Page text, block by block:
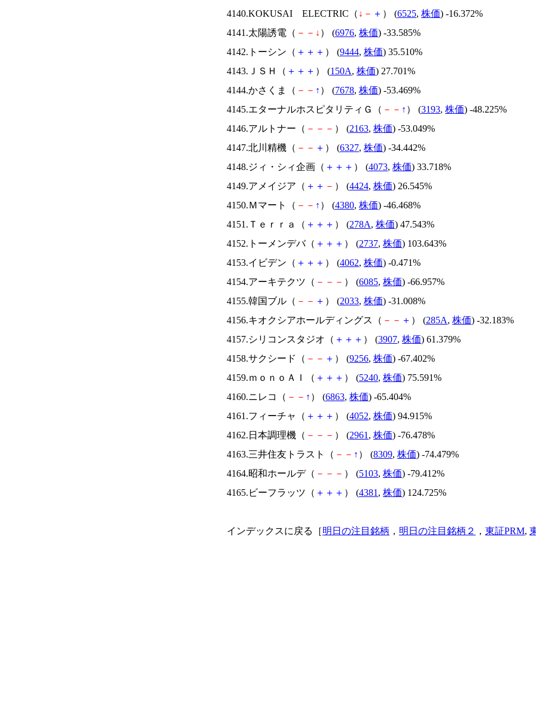
4140.KOKUSAI ELECTRIC（ ↓ － ＋ ） (6525, 株価) -16.372%
4141.太陽誘電（ － － ↓ ） (6976, 株価) -33.585%
4142.トーシン（ ＋ ＋ ＋ ） (9444, 株価) 35.510%
4143.ＪＳＨ（ ＋ ＋ ＋ ） (150A, 株価) 27.701%
4144.かさくま（ － － ↑ ） (7678, 株価) -53.469%
4145.エターナルホスピタリティＧ（ － － ↑ ） (3193, 株価) -48.225%
4146.アルトナー（ － － － ） (2163, 株価) -53.049%
4147.北川精機（ － － ＋ ） (6327, 株価) -34.442%
4148.ジィ・シィ企画（ ＋ ＋ ＋ ） (4073, 株価) 33.718%
4149.アメイジア（ ＋ ＋ － ） (4424, 株価) 26.545%
4150.Ｍマート（ － － ↑ ） (4380, 株価) -46.468%
4151.Ｔｅｒｒａ（ ＋ ＋ ＋ ） (278A, 株価) 47.543%
4152.トーメンデバ（ ＋ ＋ ＋ ） (2737, 株価) 103.643%
4153.イビデン（ ＋ ＋ ＋ ） (4062, 株価) -0.471%
4154.アーキテクツ（ － － － ） (6085, 株価) -66.957%
4155.韓国ブル（ － － ＋ ） (2033, 株価) -31.008%
4156.キオクシアホールディングス（ － － ＋ ） (285A, 株価) -32.183%
4157.シリコンスタジオ（ ＋ ＋ ＋ ） (3907, 株価) 61.379%
4158.サクシード（ － － ＋ ） (9256, 株価) -67.402%
4159.ｍｏｎｏＡＩ（ ＋ ＋ ＋ ） (5240, 株価) 75.591%
4160.ニレコ（ － － ↑ ） (6863, 株価) -65.404%
4161.フィーチャ（ ＋ ＋ ＋ ） (4052, 株価) 94.915%
4162.日本調理機（ － － － ） (2961 , 株価) -76.478%
4163.三井住友トラスト（ － － ↑ ） (8309, 株価) -74.479%
4164.昭和ホールデ（ － － － ） (5103, 株価) -79.412%
4165.ビーフラッツ（ ＋ ＋ ＋ ） (4381 , 株価) 124.725%
インデックスに戻る［明日の注目銘柄 ， 明日の注目銘柄２ ， 東証PRM,